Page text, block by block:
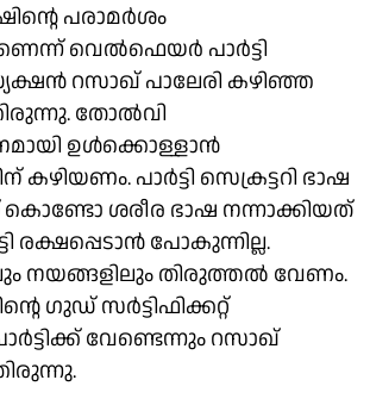
പരാമർശം
വെൽഫെയർ പാർട്ടി
റസാഖ് പാലേരി കഴിഞ്ഞ
തോല്‍വി
ഉള്‍ക്കൊള്ളാന്‍
പാര്‍ട്ടി സെക്രട്ടറി ഭാഷ
ശരീര ഭാഷ നന്നാക്കിയത്
രക്ഷപ്പെടാന്‍ പോകുന്നില്ല.
നയങ്ങളിലും തിരുത്തല്‍ വേണം.
ഗുഡ് സർട്ടിഫിക്കറ്റ്
വേണ്ടെന്നും റസാഖ്